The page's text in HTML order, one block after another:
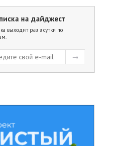
на дайджест
выходит раз в сутки по